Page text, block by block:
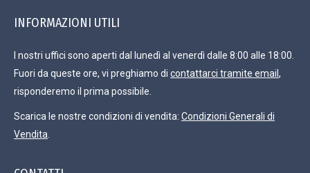
INFORMAZIONI UTILI
I nostri uffici sono aperti dal lunedì al venerdì dalle 8:00 alle 18:00.
Fuori da queste ore, vi preghiamo di contattarci tramite email ,
risponderemo il prima possibile.
Scarica le nostre condizioni di vendita: Condizioni Generali di
Vendita